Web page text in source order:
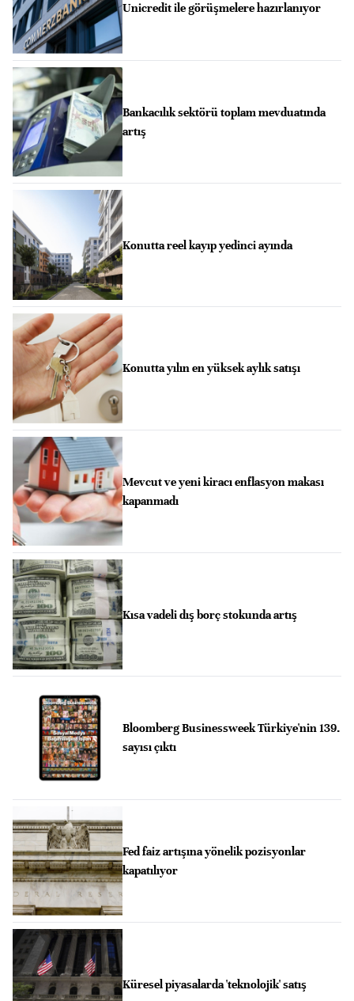
Unicredit ile görüşmelere hazırlanıyor
Bankacılık sektörü toplam mevduatında
artış
Konutta reel kayıp yedinci ayında
Konutta yılın en yüksek aylık satışı
Mevcut ve yeni kiracı enflasyon makası
kapanmadı
Kısa vadeli dış borç stokunda artış
Bloomberg Businessweek Türkiye'nin 139.
sayısı çıktı
Fed faiz artışına yönelik pozisyonlar
kapatılıyor
Küresel piyasalarda 'teknolojik' satış